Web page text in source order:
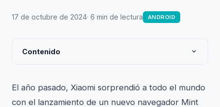
17 de octubre de 2024· 6 min de lectura ANDROID
Contenido
El año pasado, Xiaomi sorprendió a todo el mundo
con el lanzamiento de un nuevo navegador Mint